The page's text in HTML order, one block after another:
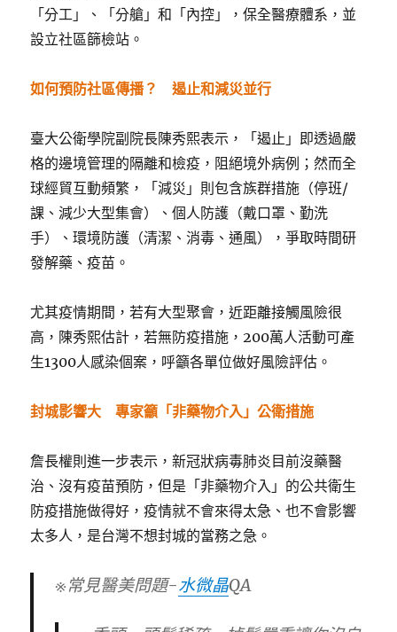
「分工」、「分艙」和「內控」，保全醫療體系，並
設立社區篩檢站。
如何預防社區傳播？ 遏止和減災並行
臺大公衛學院副院長陳秀熙表示，「遏止」即透過嚴
格的邊境管理的隔離和檢疫，阻絕境外病例；然而全
球經貿互動頻繁，「減災」則包含族群措施（停班/
課、減少大型集會）、個人防護（戴口罩、勤洗
手）、環境防護（清潔、消毒、通風），爭取時間研
發解藥、疫苗。
尤其疫情期間，若有大型聚會，近距離接觸風險很
高，陳秀熙估計，若無防疫措施，200萬人活動可產
生1300人感染個案，呼籲各單位做好風險評估。
封城影響大 專家籲「非藥物介入」公衛措施
詹長權則進一步表示，新冠狀病毒肺炎目前沒藥醫
治、沒有疫苗預防，但是「非藥物介入」的公共衛生
防疫措施做得好，疫情就不會來得太急、也不會影響
太多人，是台灣不想封城的當務之急。
※常見醫美問題-水微晶QA